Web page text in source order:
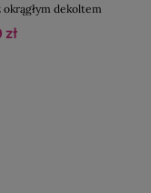
dekoltem